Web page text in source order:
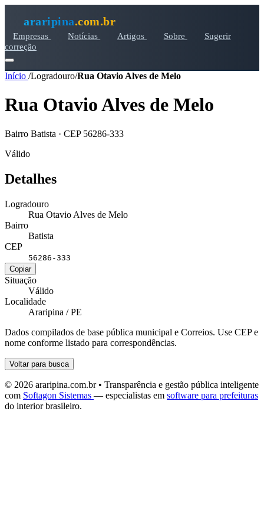
araripina.com.br
Empresas Notícias Artigos Sobre
Sugerir
correção
Início /Logradouro/Rua Otavio Alves de Melo
Rua Otavio Alves de Melo
Bairro Batista · CEP 56286-333
Válido
Detalhes
Logradouro
Rua Otavio Alves de Melo
Bairro
Batista
CEP
56286-333
Copiar
Situação
Válido
Localidade
Araripina / PE
Dados compilados de base pública municipal e Correios. Use CEP e
nome conforme listado para correspondências.
Voltar para busca
© 2026 araripina.com.br • Transparência e gestão pública inteligente
com Softagon Sistemas — especialistas em software para prefeituras
do interior brasileiro.